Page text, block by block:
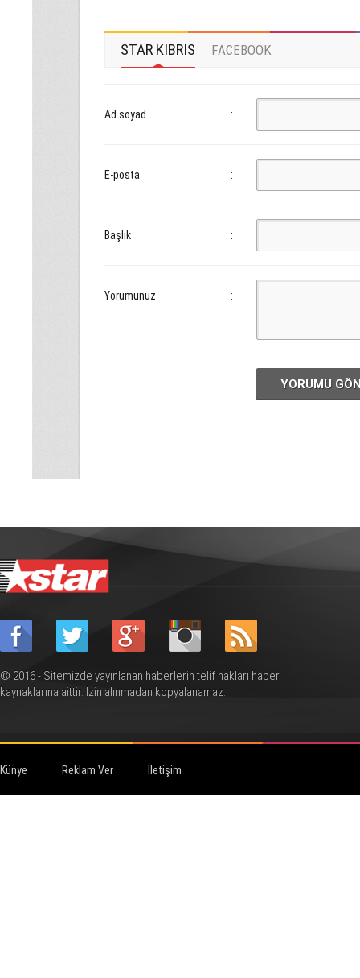
STAR KIBRIS FACEBOOK
Ad soyad :
E-posta :
Başlık :
Yorumunuz :
YORUMU
© 2016 - Sitemizde yayınlanan haberlerin telif hakları haber
kaynaklarına aittir. İzin alınmadan kopyalanamaz.
Künye Reklam Ver İletişim